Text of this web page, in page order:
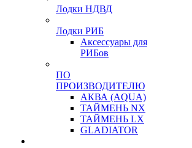
Лодки НДВД
Лодки РИБ
Аксессуары для
РИБов
ПО
ПРОИЗВОДИТЕЛЮ
АКВА (AQUA)
ТАЙМЕНЬ NX
ТАЙМЕНЬ LX
GLADIATOR